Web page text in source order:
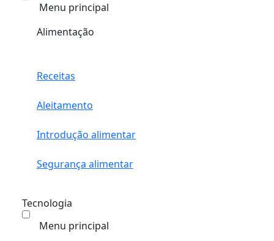
Menu principal
Alimentação
Receitas
Aleitamento
Introdução alimentar
Segurança alimentar
Tecnologia
Menu principal